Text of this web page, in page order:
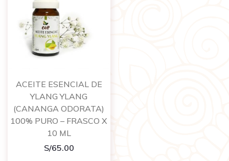
ACEITE ESENCIAL DE
YLANG YLANG
(CANANGA ODORATA)
100% PURO – FRASCO X
10 ML
S/65.00